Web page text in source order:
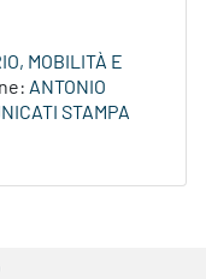
MOBILITÀ E
ANTONIO
STAMPA